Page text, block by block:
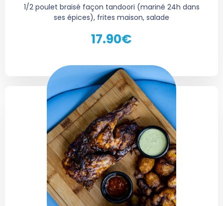
1/2 poulet braisé façon tandoori (mariné 24h dans
ses épices), frites maison, salade
17.90€